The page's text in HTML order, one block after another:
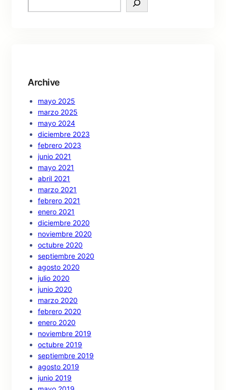
e
Archive
mayo 2025
marzo 2025
mayo 2024
diciembre 2023
febrero 2023
junio 2021
mayo 2021
abril 2021
marzo 2021
febrero 2021
enero 2021
diciembre 2020
noviembre 2020
octubre 2020
septiembre 2020
agosto 2020
julio 2020
junio 2020
marzo 2020
febrero 2020
enero 2020
noviembre 2019
octubre 2019
septiembre 2019
agosto 2019
junio 2019